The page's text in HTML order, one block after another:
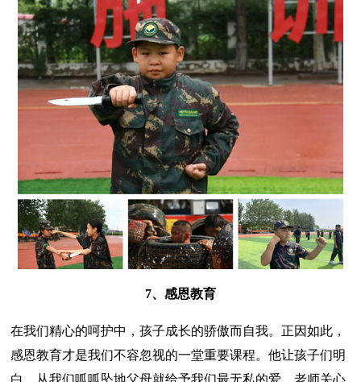
7、感恩教育
在我们精心的呵护中，孩子成长的骄傲而自我。正因如此，
感恩教育才是我们不容忽视的一堂重要课程。他让孩子们明